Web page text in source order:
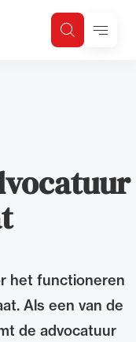
ZoekenMenu
het functioneren
Als een van de
de advocatuur